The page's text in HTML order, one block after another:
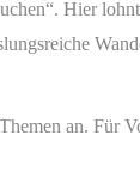
Hier
an.